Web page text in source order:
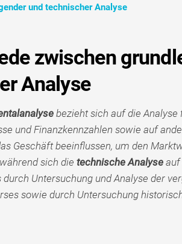
und technischer Analyse
zwischen
Analyse
bezieht sich auf die Analyse
und Finanzkennzahlen sowie auf
Geschäft beeinflussen, um den
sich die technische Analyseauf
durch Untersuchung und Analyse der
sowie durch Untersuchung